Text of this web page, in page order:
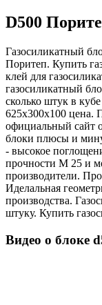
D500
Газосиликатный
Поритеп. Купить
клей для
газосиликатный
сколько штук в
625х300х100 цена.
официальный сайт
блоки плюсы и
- высокое
прочности М 25 и
производители.
Иделальная
производства.
штуку. Купить
Видео о блоке